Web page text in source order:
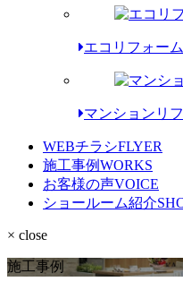
エコリフォーム
マンションリ
WEBチラシFLYER
施工事例WORKS
お客様の声VOICE
ショールーム紹介
× close
施工事例